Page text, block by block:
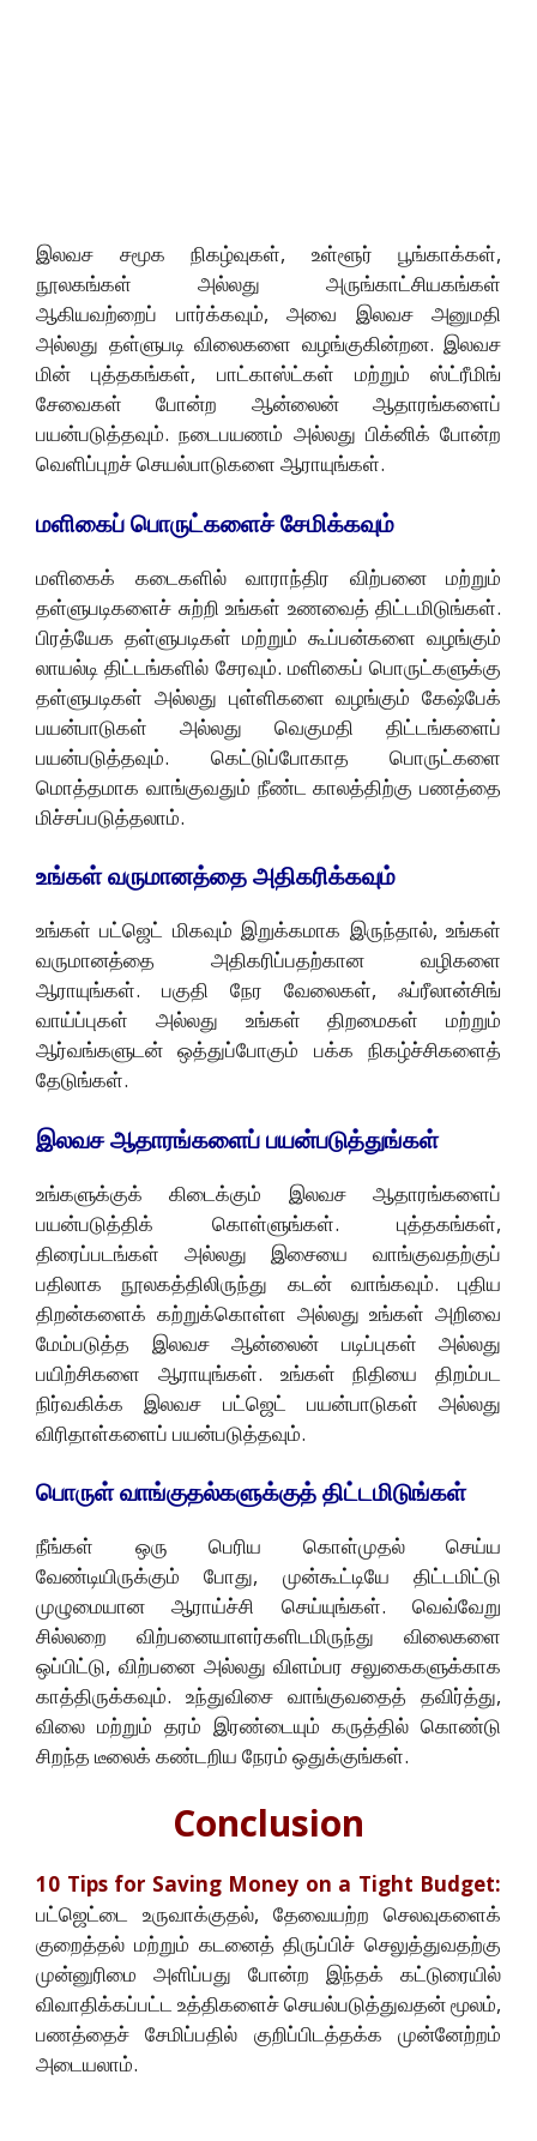
இலவச சமூக நிகழ்வுகள், உள்ளூர் பூங்காக்கள்,
நூலகங்கள் அல்லது அருங்காட்சியகங்கள்
ஆகியவற்றைப் பார்க்கவும், அவை இலவச அனுமதி
அல்லது தள்ளுபடி விலைகளை வழங்குகின்றன. இலவச
மின் புத்தகங்கள், பாட்காஸ்ட்கள் மற்றும் ஸ்ட்ரீமிங்
சேவைகள் போன்ற ஆன்லைன் ஆதாரங்களைப்
பயன்படுத்தவும். நடைபயணம் அல்லது பிக்னிக் போன்ற
வெளிப்புறச் செயல்பாடுகளை ஆராயுங்கள்.
மளிகைப் பொருட்களைச் சேமிக்கவும்
மளிகைக் கடைகளில் வாராந்திர விற்பனை மற்றும்
தள்ளுபடிகளைச் சுற்றி உங்கள் உணவைத் திட்டமிடுங்கள்.
பிரத்யேக தள்ளுபடிகள் மற்றும் கூப்பன்களை வழங்கும்
லாயல்டி திட்டங்களில் சேரவும். மளிகைப் பொருட்களுக்கு
தள்ளுபடிகள் அல்லது புள்ளிகளை வழங்கும் கேஷ்பேக்
பயன்பாடுகள் அல்லது வெகுமதி திட்டங்களைப்
பயன்படுத்தவும். கெட்டுப்போகாத பொருட்களை
மொத்தமாக வாங்குவதும் நீண்ட காலத்திற்கு பணத்தை
மிச்சப்படுத்தலாம்.
உங்கள் வருமானத்தை அதிகரிக்கவும்
உங்கள் பட்ஜெட் மிகவும் இறுக்கமாக இருந்தால், உங்கள்
வருமானத்தை அதிகரிப்பதற்கான வழிகளை
ஆராயுங்கள். பகுதி நேர வேலைகள், ஃப்ரீலான்சிங்
வாய்ப்புகள் அல்லது உங்கள் திறமைகள் மற்றும்
ஆர்வங்களுடன் ஒத்துப்போகும் பக்க நிகழ்ச்சிகளைத்
தேடுங்கள்.
இலவச ஆதாரங்களைப் பயன்படுத்துங்கள்
உங்களுக்குக் கிடைக்கும் இலவச ஆதாரங்களைப்
பயன்படுத்திக் கொள்ளுங்கள். புத்தகங்கள்,
திரைப்படங்கள் அல்லது இசையை வாங்குவதற்குப்
பதிலாக நூலகத்திலிருந்து கடன் வாங்கவும். புதிய
திறன்களைக் கற்றுக்கொள்ள அல்லது உங்கள் அறிவை
மேம்படுத்த இலவச ஆன்லைன் படிப்புகள் அல்லது
பயிற்சிகளை ஆராயுங்கள். உங்கள் நிதியை திறம்பட
நிர்வகிக்க இலவச பட்ஜெட் பயன்பாடுகள் அல்லது
விரிதாள்களைப் பயன்படுத்தவும்.
பொருள் வாங்குதல்களுக்குத் திட்டமிடுங்கள்
நீங்கள் ஒரு பெரிய கொள்முதல் செய்ய
வேண்டியிருக்கும் போது, முன்கூட்டியே திட்டமிட்டு
முழுமையான ஆராய்ச்சி செய்யுங்கள். வெவ்வேறு
சில்லறை விற்பனையாளர்களிடமிருந்து விலைகளை
ஒப்பிட்டு, விற்பனை அல்லது விளம்பர சலுகைகளுக்காக
காத்திருக்கவும். உந்துவிசை வாங்குவதைத் தவிர்த்து,
விலை மற்றும் தரம் இரண்டையும் கருத்தில் கொண்டு
சிறந்த டீலைக் கண்டறிய நேரம் ஒதுக்குங்கள்.
Conclusion
10 Tips for Saving Money on a Tight Budget:
பட்ஜெட்டை உருவாக்குதல், தேவையற்ற செலவுகளைக்
குறைத்தல் மற்றும் கடனைத் திருப்பிச் செலுத்துவதற்கு
முன்னுரிமை அளிப்பது போன்ற இந்தக் கட்டுரையில்
விவாதிக்கப்பட்ட உத்திகளைச் செயல்படுத்துவதன் மூலம்,
பணத்தைச் சேமிப்பதில் குறிப்பிடத்தக்க முன்னேற்றம்
அடையலாம்.